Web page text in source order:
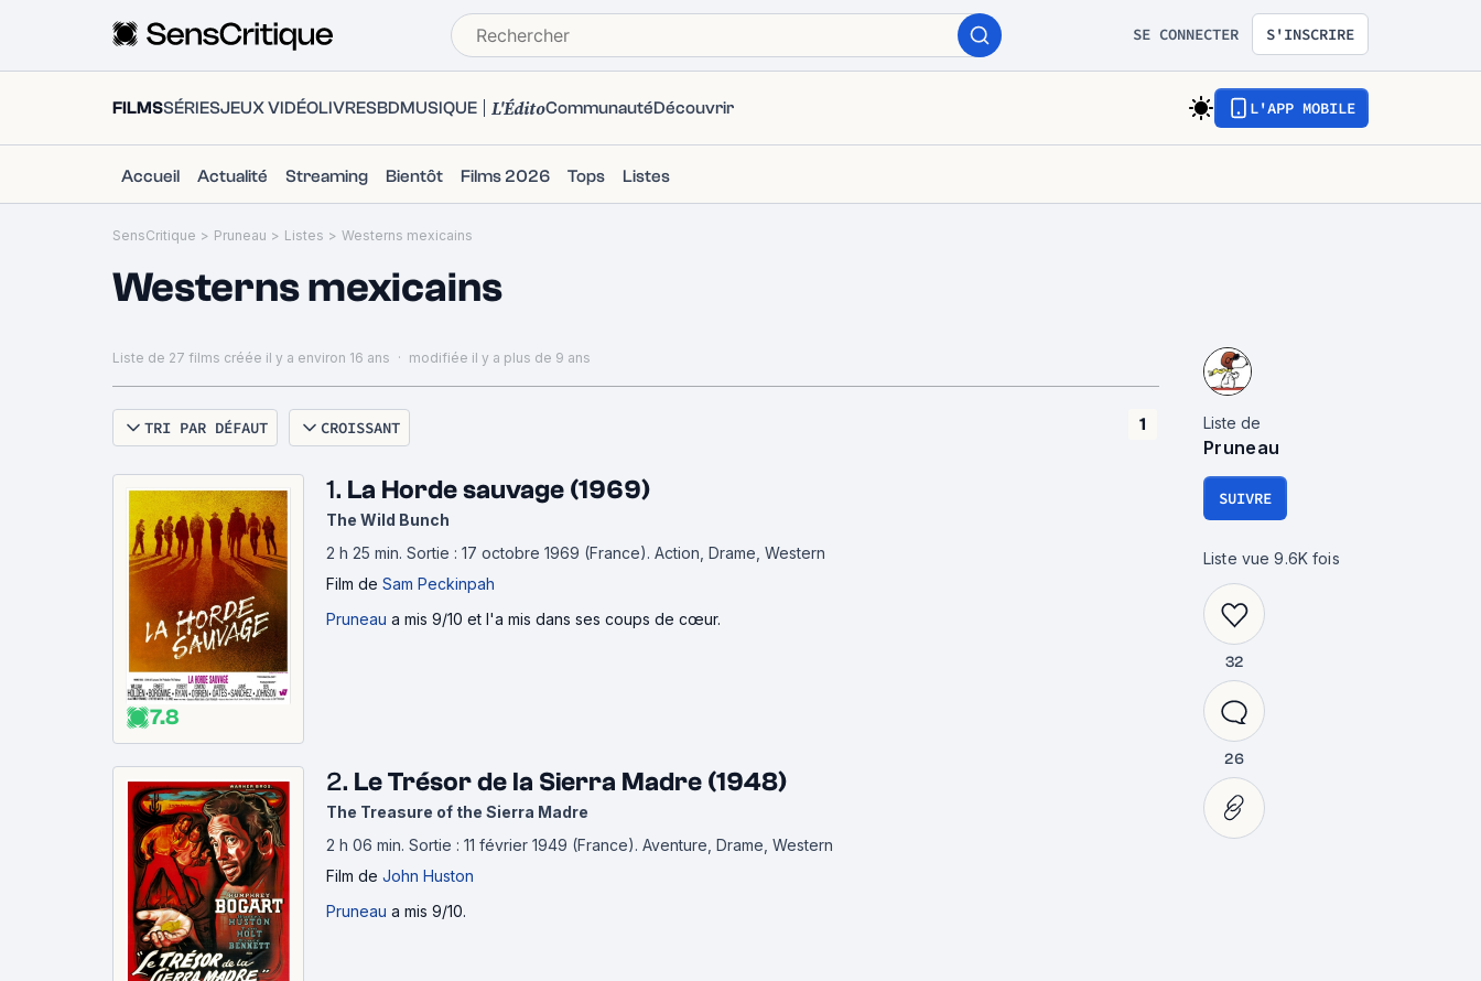
SE CONNECTER S'INSCRIRE
FILMSSÉRIESJEUX VIDÉOLIVRESBDMUSIQUE L'ÉditoCommunautéDécouvrir L'APP MOBILE
Accueil Actualité Streaming Bientôt Films 2026 Tops Listes
SensCritique > Pruneau > Listes > Westerns mexicains
Westerns mexicains
Liste de 27 films créée il y a environ 16 ans · modifiée il y a plus de 9 ans
TRI PAR DÉFAUT CROISSANT 1
7.8
1. La Horde sauvage (1969)
The Wild Bunch
2 h 25 min. Sortie : 17 octobre 1969 (France). Action, Drame, Western
Film de Sam Peckinpah
Pruneau a mis 9/10 et l'a mis dans ses coups de cœur.
2. Le Trésor de la Sierra Madre (1948)
The Treasure of the Sierra Madre
2 h 06 min. Sortie : 11 février 1949 (France). Aventure, Drame, Western
Film de John Huston
Pruneau a mis 9/10.
Liste de
Pruneau
SUIVRE
Liste vue9.6Kfois
32
26